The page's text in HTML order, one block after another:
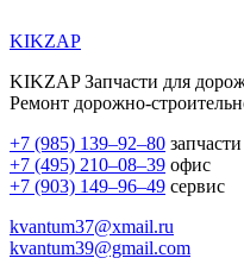
KIKZAP
KIKZAP Запчасти для
Ремонт дорожно-
+7 (985) 139–92–80 запчасти
+7 (495) 210–08–39 офис
+7 (903) 149–96–49 сервис
kvantum37@xmail.ru
kvantum39@gmail.com